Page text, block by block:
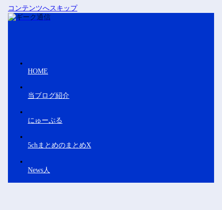
コンテンツへスキップ
HOME
当ブログ紹介
にゅーぷる
5chまとめのまとめX
News人